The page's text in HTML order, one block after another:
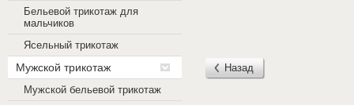
Бельевой трикотаж для
мальчиков
Ясельный трикотаж
Мужской трикотаж
Мужской бельевой трикотаж
Назад